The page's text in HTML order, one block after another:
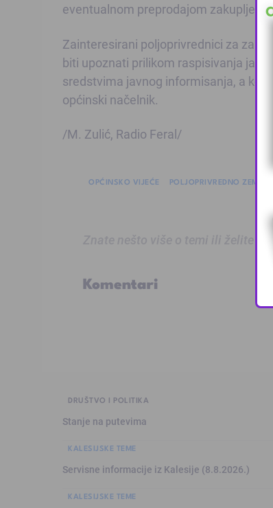
eventualnom preprodajom
Zainteresirani poljoprivrednici za
biti upoznati prilikom raspisivanja
sredstvima javnog informisanja, a
općinski načelnik.
/M. Zulić, Radio Feral/
OPĆINSKO VIJEĆE POLJOPRIVREDNO
Znate nešto više o temi ili želite
Komentari
DRUŠTVO I POLITIKA
Stanje na putevima
KALESIJSKE TEME
Servisne informacije iz Kalesije (8.8.2026.)
KALESIJSKE TEME